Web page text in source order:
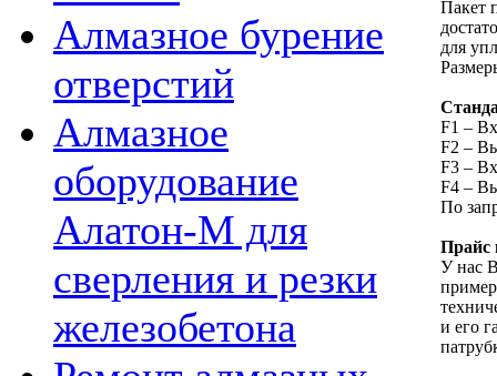
Алмазное бурение
отверстий
Алмазное
оборудование
Алатон-М для
сверления и резки
железобетона
Пакет
для
F1 –
F2 –
F3 –
F4 –
По
Прайс
У нас
и его